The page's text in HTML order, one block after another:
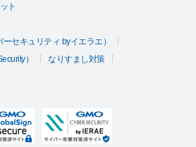
ト
セキュリティ byイエラエ）
）
なりすまし対策